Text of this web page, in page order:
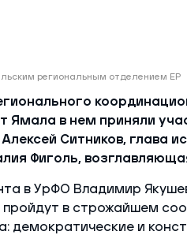
региональным отделением ЕР
Ямала в нем приняли
Ситников, глава
Фиголь,
в УрФО Владимир
в строжайшем
демократические и